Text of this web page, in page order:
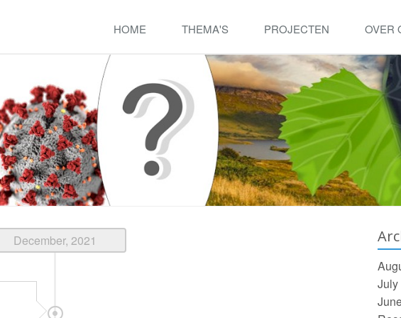
HOME THEMA'S PROJECTEN OVER
December, 2021
July